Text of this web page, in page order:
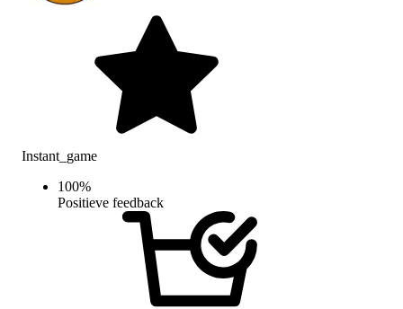
Instant_game
100%
Positieve feedback